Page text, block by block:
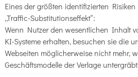
Eines der größten identifizierten
„Traffic-Substitutionseffekt“:
Wenn Nutzer den wesentlichen Inhalt
KI-Systeme erhalten, besuchen sie die
Webseiten möglicherweise nicht mehr,
Geschäftsmodelle der Verlage